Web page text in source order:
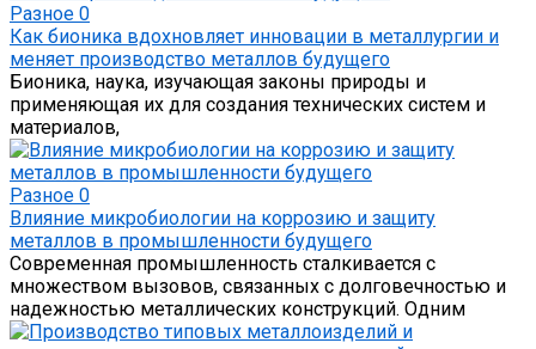
Разное 0
Как бионика вдохновляет инновации в металлургии и
меняет производство металлов будущего
Бионика, наука, изучающая законы природы и
применяющая их для создания технических систем и
материалов,
Разное 0
Влияние микробиологии на коррозию и защиту
металлов в промышленности будущего
Современная промышленность сталкивается с
множеством вызовов, связанных с долговечностью и
надежностью металлических конструкций. Одним